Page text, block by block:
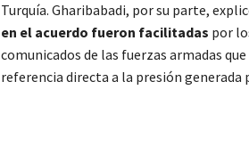
Turquía. Gharibabadi, por su parte,
en el acuerdo fueron facilitadas por
comunicados de las fuerzas armadas
referencia directa a la presión generada